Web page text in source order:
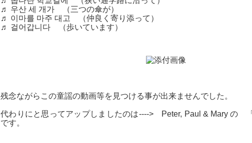
♬ 우산 세 개가 （三つの傘が）
♬ 이마를 마주 대고 （仲良く寄り添って）
♬ 걸어갑니다 （歩いています）
残念ながらこの童謡の動画等を見つける事が出来ませんでした。
代わりにと思ってアップしましたのは----> Peter, Paul & Mary の
です。